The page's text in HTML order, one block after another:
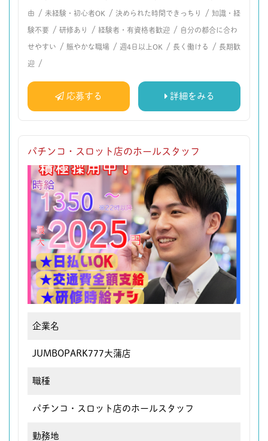
由 / 未経験・初心者OK / 決められた時間できっちり / 知識・経
験不要 / 研修あり / 経験者・有資格者歓迎 / 自分の都合に合わ
せやすい / 賑やかな職場 / 週4日以上OK / 長く働ける / 長期歓
迎 /
応募する 詳細をみる
パチンコ・スロット店のホールスタッフ
企業名
JUMBOPARK777大蒲店
職種
パチンコ・スロット店のホールスタッフ
勤務地